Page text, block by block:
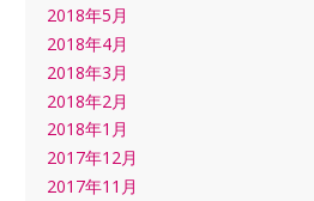
2018年5月
2018年4月
2018年3月
2018年2月
2018年1月
2017年12月
2017年11月